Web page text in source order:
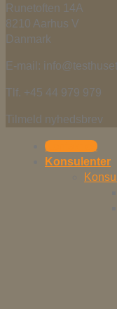
Runetoften 14A
8210 Aarhus V
Danmark
E-mail:
Tlf. +45 44 979 979
Tilmeld nyhedsbrev
Kontakt os
Konsulenter